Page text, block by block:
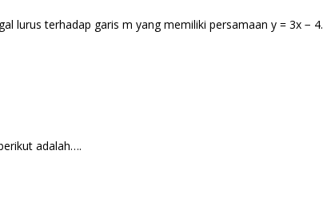
lurus terhadap garis m yang memiliki persamaan y = 3x − 4.
adalah….